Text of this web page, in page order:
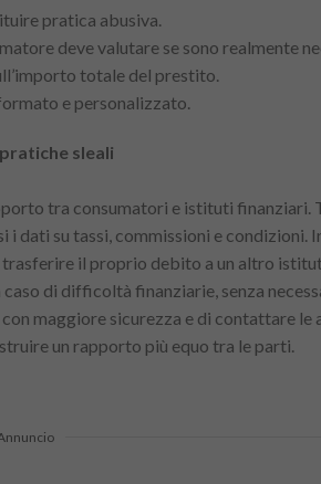
pratica abusiva.
deve valutare se sono realmente
totale del prestito.
e personalizzato.
sleali
tra consumatori e istituti
dati su tassi, commissioni e condizioni.
il proprio debito a un altro
di difficoltà finanziarie, senza
maggiore sicurezza e di contattare le
un rapporto più equo tra le parti.